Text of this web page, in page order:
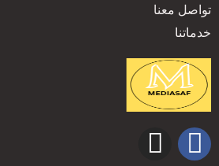
تواصل معنا
خدماتنا
F
I